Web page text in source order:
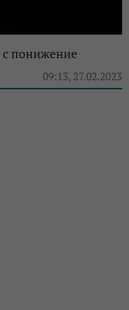
с понижение
09:13, 27.02.2023